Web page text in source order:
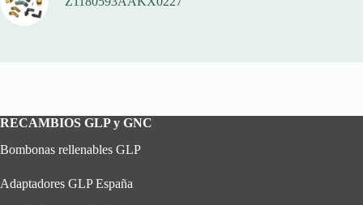
RECAMBIOS GLP y GNC
Bombonas rellenables GLP
Adaptadores GLP España